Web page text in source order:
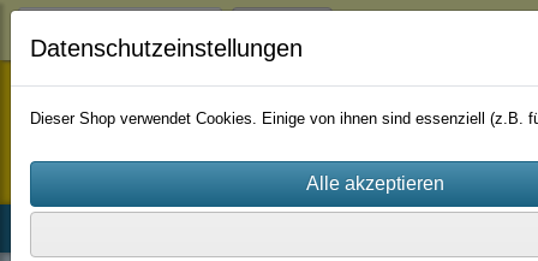
staufenbiel-berlin
Datenschutzeinstellungen
Dieser Shop verwendet Cookies. Einige von ihnen sind essenziell (z.B.